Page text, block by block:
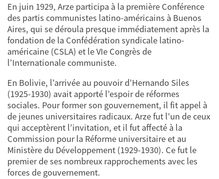
En juin 1929, Arze participa à la première Conférence
des partis communistes latino-américains à Buenos
Aires, qui se déroula presque immédiatement après la
fondation de la Confédération syndicale latino-
américaine (CSLA) et le VIe Congrès de
l’Internationale communiste.
En Bolivie, l’arrivée au pouvoir d’Hernando Siles
(1925-1930) avait apporté l’espoir de réformes
sociales. Pour former son gouvernement, il fit appel à
de jeunes universitaires radicaux. Arze fut l’un de ceux
qui acceptèrent l’invitation, et il fut affecté à la
Commission pour la Réforme universitaire et au
Ministère du Développement (1929-1930). Ce fut le
premier de ses nombreux rapprochements avec les
forces de gouvernement.